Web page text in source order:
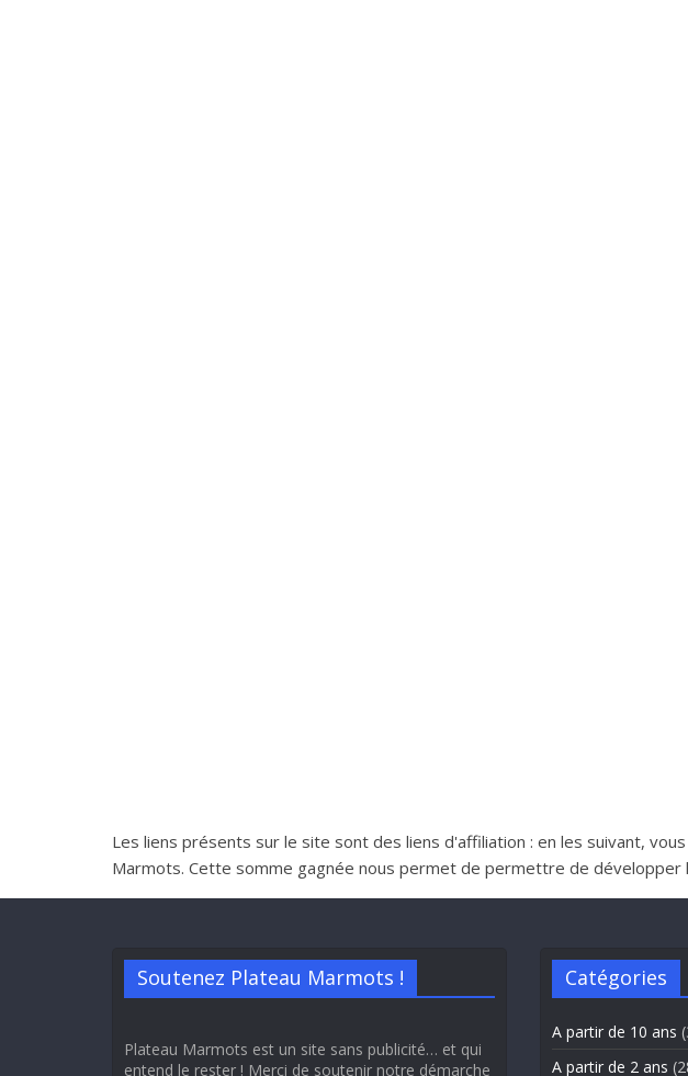
Les liens présents sur le site sont des liens d'affiliation : en les suivant,
Marmots. Cette somme gagnée nous permet de permettre de développer
Soutenez Plateau Marmots !
Plateau Marmots est un site sans publicité… et qui
entend le rester ! Merci de soutenir notre démarche
Catégories
A partir de 10 ans
A partir de 2 ans